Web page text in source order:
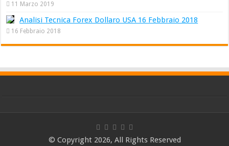
11 Marzo 2019
Analisi Tecnica Forex Dollaro USA 16 Febbraio 2018
16 Febbraio 2018
© Copyright 2026, All Rights Reserved